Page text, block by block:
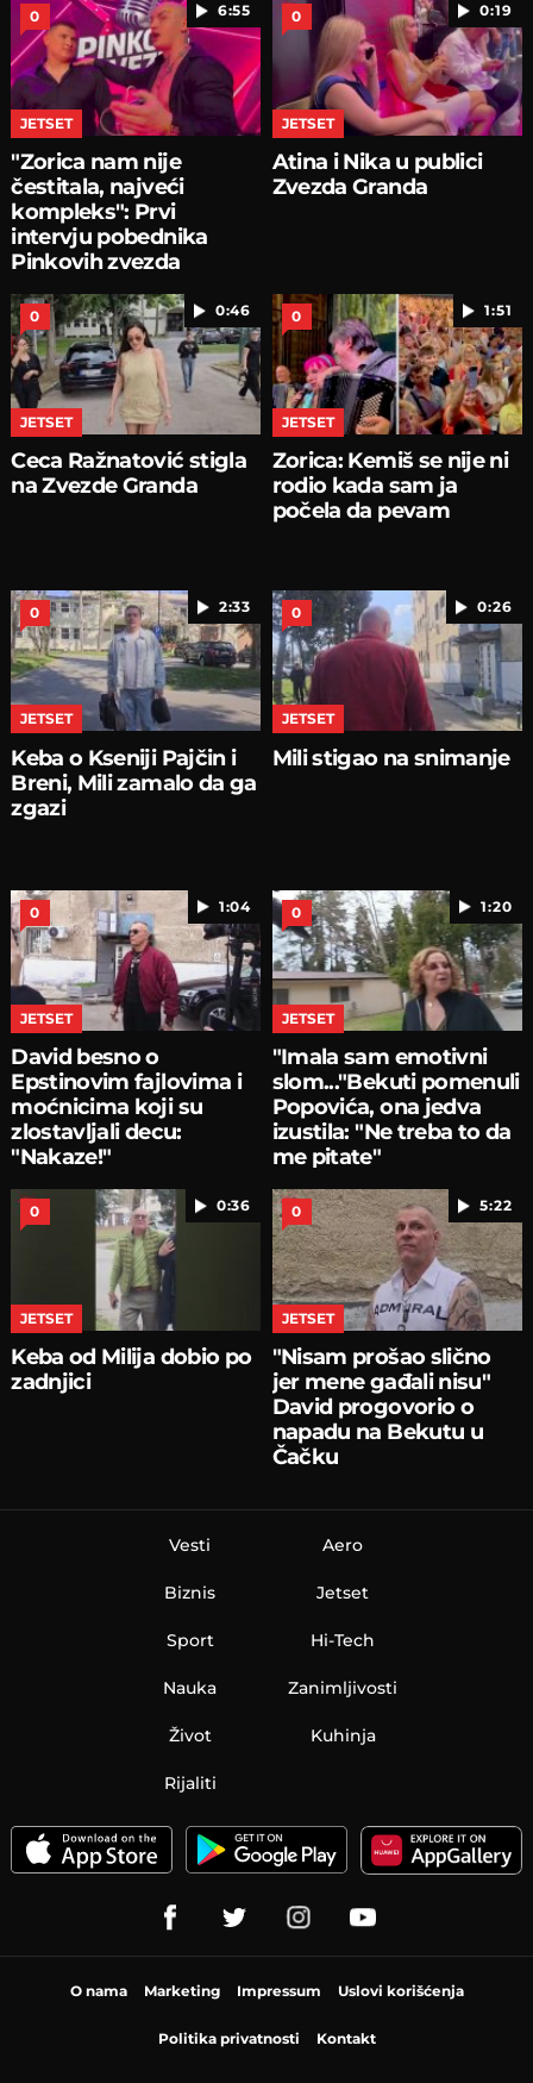
6:55
0
JETSET
"Zorica nam nije
čestitala, najveći
kompleks": Prvi
intervju pobednika
Pinkovih zvezda
0:19
0
JETSET
Atina i Nika u publici
Zvezda Granda
0:46
0
JETSET
Ceca Ražnatović stigla
na Zvezde Granda
1:51
0
JETSET
Zorica: Kemiš se nije ni
rodio kada sam ja
počela da pevam
2:33
0
JETSET
Keba o Kseniji Pajčin i
Breni, Mili zamalo da ga
zgazi
0:26
0
JETSET
Mili stigao na snimanje
1:04
0
JETSET
David besno o
Epstinovim fajlovima i
moćnicima koji su
zlostavljali decu:
"Nakaze!"
1:20
0
JETSET
"Imala sam emotivni
slom..."Bekuti pomenuli
Popovića, ona jedva
izustila: "Ne treba to da
me pitate"
0:36
0
JETSET
Keba od Milija dobio po
zadnjici
5:22
0
JETSET
"Nisam prošao slično
jer mene gađali nisu"
David progovorio o
napadu na Bekutu u
Čačku
Vesti
Biznis
Sport
Nauka
Aero
Jetset
Hi-Tech
Zanimljivosti
Život Kuhinja
Rijaliti
O nama Marketing Impressum Uslovi korišćenja
Politika privatnosti Kontakt